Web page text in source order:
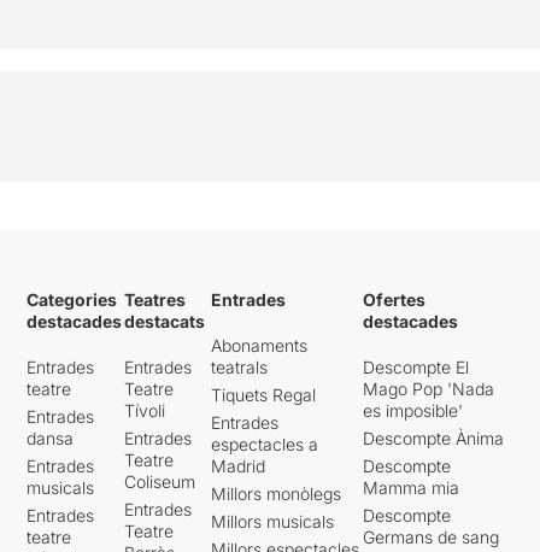
Categories
destacades
Entrades
teatre
Entrades
dansa
Entrades
musicals
Entrades
teatre
Teatres
destacats
Entrades
Teatre
Tívoli
Entrades
Teatre
Coliseum
Entrades
Teatre
Entrades
Abonaments
teatrals
Tiquets Regal
Entrades
espectacles a
Madrid
Millors monòlegs
Millors musicals
Ofertes
destacades
Descompte El
Mago Pop 'Nada
es imposible'
Descompte Ànima
Descompte
Mamma mia
Descompte
Germans de sang